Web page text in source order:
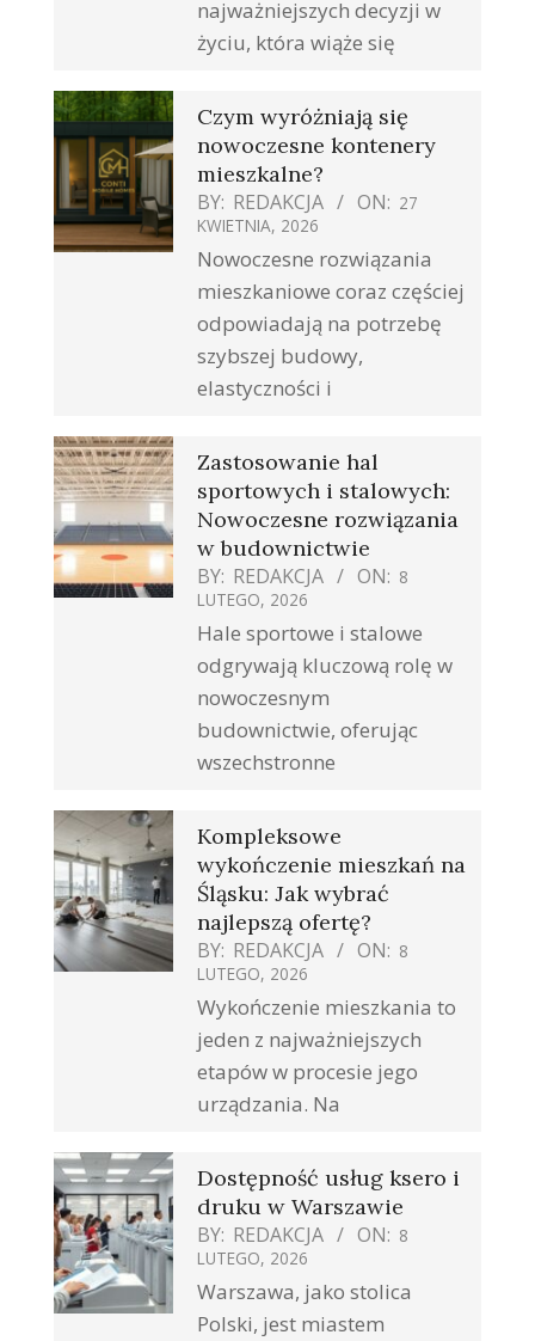
najważniejszych decyzji w
życiu, która wiąże się
Czym wyróżniają się
nowoczesne kontenery
mieszkalne?
BY: REDAKCJA ON: 27
KWIETNIA, 2026
Nowoczesne rozwiązania
mieszkaniowe coraz częściej
odpowiadają na potrzebę
szybszej budowy,
elastyczności i
Zastosowanie hal
sportowych i stalowych:
Nowoczesne rozwiązania
w budownictwie
BY: REDAKCJA ON: 8
LUTEGO, 2026
Hale sportowe i stalowe
odgrywają kluczową rolę w
nowoczesnym
budownictwie, oferując
wszechstronne
Kompleksowe
wykończenie mieszkań na
Śląsku: Jak wybrać
najlepszą ofertę?
BY: REDAKCJA ON: 8
LUTEGO, 2026
Wykończenie mieszkania to
jeden z najważniejszych
etapów w procesie jego
urządzania. Na
Dostępność usług ksero i
druku w Warszawie
BY: REDAKCJA ON: 8
LUTEGO, 2026
Warszawa, jako stolica
Polski, jest miastem